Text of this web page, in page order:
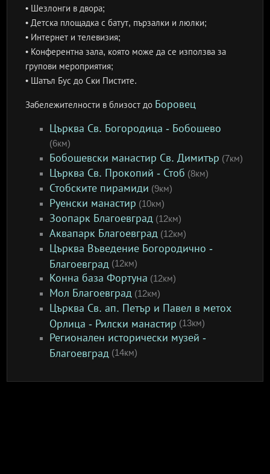
• Шезлонги в двора;
• Детска площадка с батут, пързалки и люлки;
• Интернет и телевизия;
• Конферентна зала, която може да се използва за
групови мероприятия;
• Шатъл Бус до Ски Пистите.
Забележителности в близост до Боровец
Църква Св. Богородица - Бобошево
(6км)
Бобошевски манастир Св. Димитър (7км)
Църква Св. Прокопий - Стоб (8км)
Стобските пирамиди (9км)
Руенски манастир (10км)
Зоопарк Благоевград (12км)
Аквапарк Благоевград (12км)
Църква Въведение Богородично -
Благоевград (12км)
Конна база Фортуна (12км)
Мол Благоевград (12км)
Църква Св. ап. Петър и Павел в метох
Орлица - Рилски манастир (13км)
Регионален исторически музей -
Благоевград (14км)